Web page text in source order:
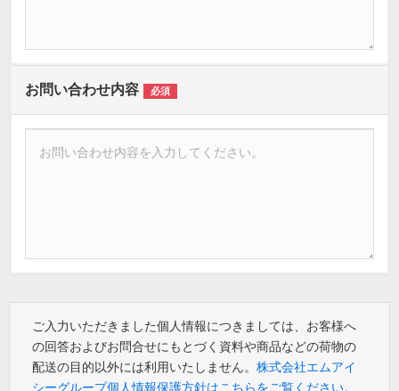
お問い合わせ内容 必須
ご入力いただきました個人情報につきましては、お客様へ
の回答およびお問合せにもとづく資料や商品などの荷物の
配送の目的以外には利用いたしません。 株式会社エムアイ
シーグループ個人情報保護方針はこちらをご覧ください。